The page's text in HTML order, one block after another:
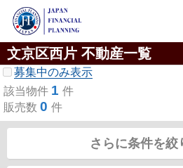
文京区西片 不動産一覧
募集中のみ表示
該当物件 1 件
販売数 0 件
さらに条件を絞